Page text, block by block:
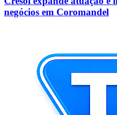
negócios em Coromandel